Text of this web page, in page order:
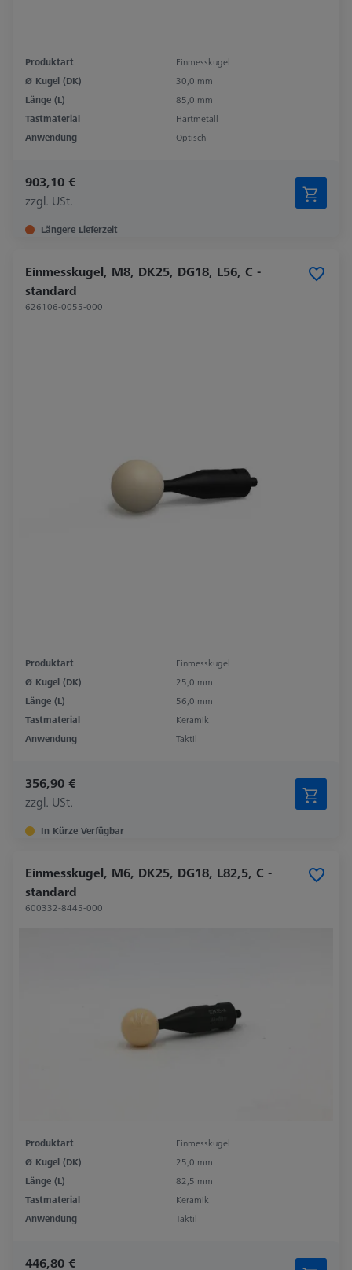
Produktart
Einmesskugel
Ø Kugel (DK)
30,0 mm
Länge (L)
85,0 mm
Tastmaterial
Hartmetall
Anwendung
Optisch
903,10 €
zzgl. USt.
Längere Lieferzeit
Einmesskugel, M8, DK25, DG18, L56, C -
standard
626106-0055-000
Produktart
Einmesskugel
Ø Kugel (DK)
25,0 mm
Länge (L)
56,0 mm
Tastmaterial
Keramik
Anwendung
Taktil
356,90 €
zzgl. USt.
In Kürze Verfügbar
Einmesskugel, M6, DK25, DG18, L82,5, C -
standard
600332-8445-000
Produktart
Einmesskugel
Ø Kugel (DK)
25,0 mm
Länge (L)
82,5 mm
Tastmaterial
Keramik
Anwendung
Taktil
446,80 €